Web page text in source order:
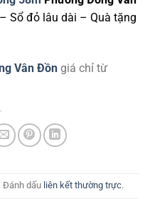
Sổ đỏ lâu dài – Quà tặng
Vân Đồn giá chỉ từ
. Đánh dấu liên kết thường trực.